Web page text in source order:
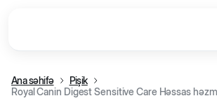
Ana səhifə
Pişik